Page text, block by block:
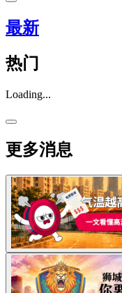
最新
热门
Loading...
更多消息